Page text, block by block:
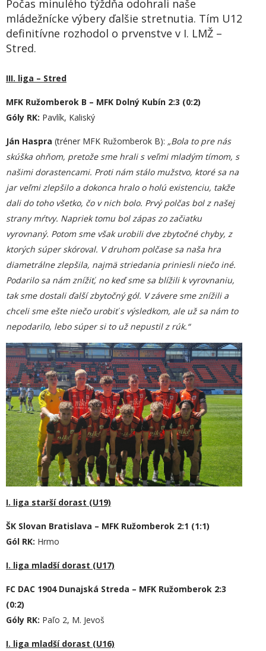
Počas minulého týždňa odohrali naše
mládežnícke výbery ďalšie stretnutia. Tím U12
definitívne rozhodol o prvenstve v I. LMŽ –
Stred.
III. liga – Stred
MFK Ružomberok B – MFK Dolný Kubín 2:3 (0:2)
Góly RK: Pavlík, Kaliský
Ján Haspra (tréner MFK Ružomberok B): „Bola to pre nás
skúška ohňom, pretože sme hrali s veľmi mladým tímom, s
našimi dorastencami. Proti nám stálo mužstvo, ktoré sa na
jar veľmi zlepšilo a dokonca hralo o holú existenciu, takže
dali do toho všetko, čo v nich bolo. Prvý polčas bol z našej
strany mŕtvy. Napriek tomu bol zápas zo začiatku
vyrovnaný. Potom sme však urobili dve zbytočné chyby, z
ktorých súper skóroval. V druhom polčase sa naša hra
diametrálne zlepšila, najmä striedania priniesli niečo iné.
Podarilo sa nám znížiť, no keď sme sa blížili k vyrovnaniu,
tak sme dostali ďalší zbytočný gól. V závere sme znížili a
chceli sme ešte niečo urobiť s výsledkom, ale už sa nám to
nepodarilo, lebo súper si to už nepustil z rúk.“
I. liga starší dorast (U19)
ŠK Slovan Bratislava – MFK Ružomberok 2:1 (1:1)
Gól RK: Hrmo
I. liga mladší dorast (U17)
FC DAC 1904 Dunajská Streda – MFK Ružomberok 2:3
(0:2)
Góly RK: Paľo 2, M. Jevoš
I. liga mladší dorast (U16)